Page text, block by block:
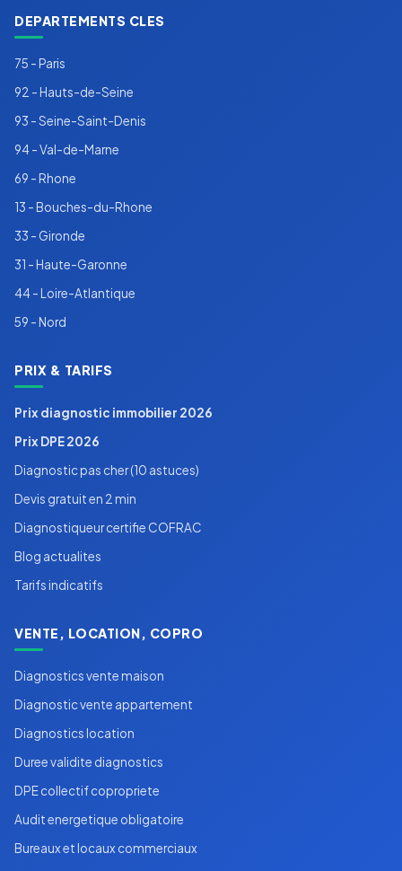
DEPARTEMENTS CLES
75 - Paris
92 - Hauts-de-Seine
93 - Seine-Saint-Denis
94 - Val-de-Marne
69 - Rhone
13 - Bouches-du-Rhone
33 - Gironde
31 - Haute-Garonne
44 - Loire-Atlantique
59 - Nord
PRIX & TARIFS
Prix diagnostic immobilier 2026
Prix DPE 2026
Diagnostic pas cher (10 astuces)
Devis gratuit en 2 min
Diagnostiqueur certifie COFRAC
Blog actualites
Tarifs indicatifs
VENTE, LOCATION, COPRO
Diagnostics vente maison
Diagnostic vente appartement
Diagnostics location
Duree validite diagnostics
DPE collectif copropriete
Audit energetique obligatoire
Bureaux et locaux commerciaux